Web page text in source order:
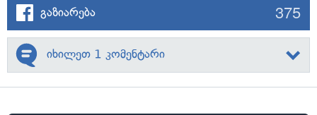
გაზიარება 375
იხილეთ 1 კომენტარი